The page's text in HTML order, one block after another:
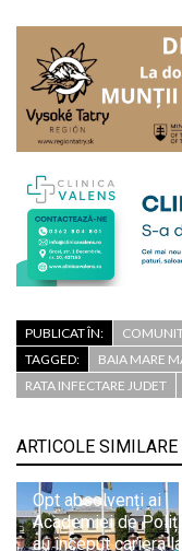
PUBLICAT ÎN:
TAGGED:
BAIA MARE
RATA INFECTARE JUDET
ARTICOLE SIMILARE
Opt absolvenți ai
Academiei de
au început cariera la